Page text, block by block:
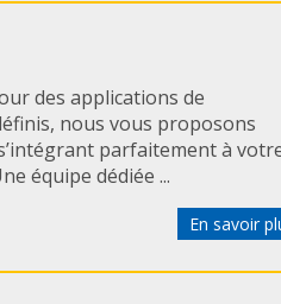
des applications de
nous vous proposons
parfaitement à
équipe dédiée ...
En savoir